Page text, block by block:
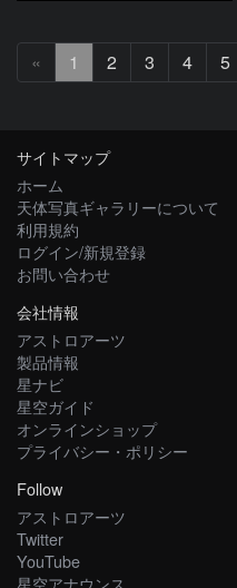
« 1 2 3 4 5
サイトマップ
ホーム
天体写真ギャラリーについて
利用規約
ログイン/新規登録
お問い合わせ
会社情報
アストロアーツ
製品情報
星ナビ
星空ガイド
オンラインショップ
プライバシー・ポリシー
Follow
アストロアーツ
Twitter
YouTube
星空アナウンス